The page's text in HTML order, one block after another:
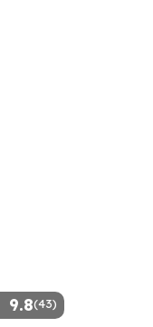
9.8(43)